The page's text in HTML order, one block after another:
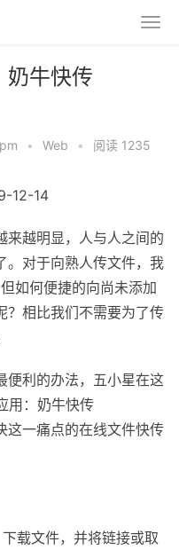
奶牛快传
• Web • 阅读 1235
12-14
来越明显，人与人之间的
。对于向熟人传文件，我
如何便捷的向尚未添加
？相比我们不需要为了传
便利的办法，五小星在这
用：奶牛快传
这一痛点的在线文件快传
载文件，并将链接或取